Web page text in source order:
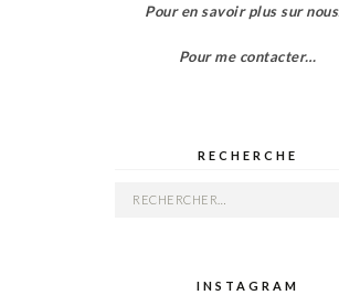
Pour en savoir plus sur
Pour me contacter…
RECHERCHE
Rechercher :
INSTAGRAM